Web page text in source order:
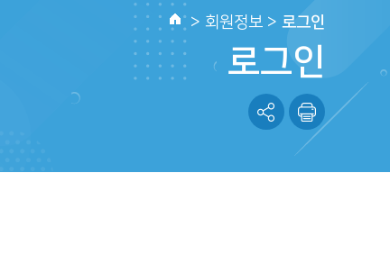
도서관 소식지
전자잡지(E-Journal)
오디오북
> 회원정보 > 로그인
로그인